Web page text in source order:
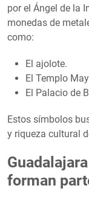
por el Ángel de la
monedas de
como:
El ajolote.
El Templo
El Palacio de
Estos símbolos
y riqueza cultural
forman